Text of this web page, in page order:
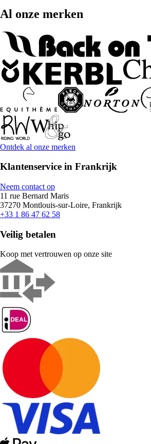
Al onze merken
Ontdek al onze merken
Klantenservice in Frankrijk
Neem contact op
11 rue Bernard Maris
37270 Montlouis-sur-Loire, Frankrijk
+33 1 86 47 62 58
Veilig betalen
Koop met vertrouwen op onze site